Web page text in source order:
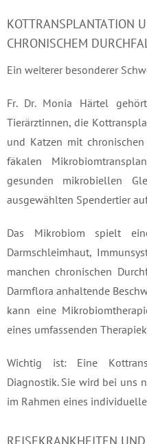
KOTTRANSPLANTATION
CHRONISCHEM
Ein weiterer besonderer
Fr. Dr. Monia Härtel
Tierärztinnen, die
und Katzen mit
fäkalen
gesunden mikrobiellen
ausgewählten Spendertier
Das Mikrobiom spielt
Darmschleimhaut,
manchen chronischen
Darmflora anhaltende
kann eine
eines umfassenden
Wichtig ist: Eine
Diagnostik. Sie wird bei uns
im Rahmen eines